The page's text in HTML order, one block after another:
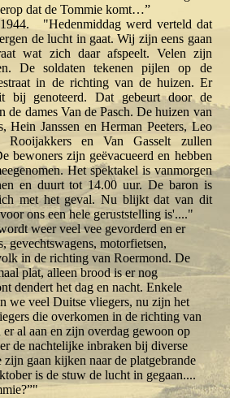
dat de Tommie komt…”
"Hedenmiddag werd verteld dat
de lucht in gaat. Wij zijn eens gaan
wat zich daar afspeelt. Velen zijn
De soldaten tekenen pijlen op de
in de richting van de huizen. Er
bij genoteerd. Dat gebeurt door de
de dames Van de Pasch. De huizen van
Hein Janssen en Herman Peeters, Leo
Rooijakkers en Van Gasselt zullen
bewoners zijn geëvacueerd en hebben
Het spektakel is vanmorgen
en duurt tot 14.00 uur. De baron is
met het geval. Nu blijkt dat van dit
ons een hele geruststelling is'...."
weer veel vee gevorderd en er
gevechtswagens, motorfietsen,
in de richting van Roermond. De
plat, alleen brood is er nog
dendert het dag en nacht. Enkele
we veel Duitse vliegers, nu zijn het
die overkomen in de richting van
al aan en zijn overdag gewoon op
de nachtelijke inbraken bij diverse
zijn gaan kijken naar de platgebrande
is de stuw de lucht in gegaan....